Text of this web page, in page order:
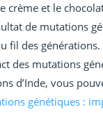
crème et le
de mutations
fil des
des mutations
d’Inde, vous
génétiques :